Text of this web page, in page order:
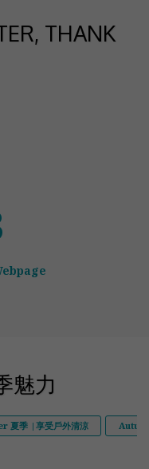
THANK
魅力
夏季 |享受戶外清涼